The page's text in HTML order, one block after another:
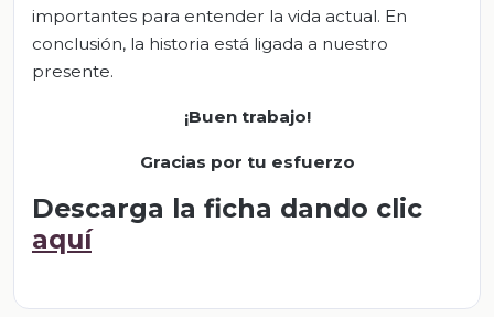
importantes para entender la vida actual. En
conclusión, la historia está ligada a nuestro
presente.
¡Buen trabajo!
Gracias por tu esfuerzo
Descarga la ficha dando clic
aquí